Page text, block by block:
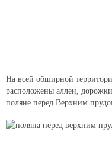
На всей обширной
расположены аллеи,
поляне перед Верхним